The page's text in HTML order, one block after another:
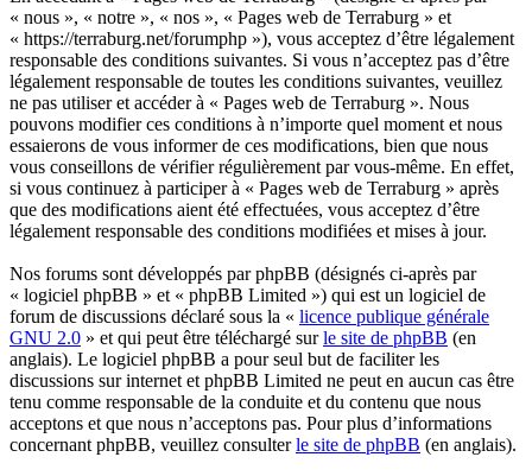
« nous », « notre », « nos », « Pages web de Terraburg » et
« https://terraburg.net/forumphp »), vous acceptez d’être légalement
responsable des conditions suivantes. Si vous n’acceptez pas d’être
légalement responsable de toutes les conditions suivantes, veuillez
ne pas utiliser et accéder à « Pages web de Terraburg ». Nous
pouvons modifier ces conditions à n’importe quel moment et nous
essaierons de vous informer de ces modifications, bien que nous
vous conseillons de vérifier régulièrement par vous-même. En effet,
si vous continuez à participer à « Pages web de Terraburg » après
que des modifications aient été effectuées, vous acceptez d’être
légalement responsable des conditions modifiées et mises à jour.
Nos forums sont développés par phpBB (désignés ci-après par
« logiciel phpBB » et « phpBB Limited ») qui est un logiciel de
forum de discussions déclaré sous la « licence publique générale
GNU 2.0 » et qui peut être téléchargé surle site de phpBB (en
anglais). Le logiciel phpBB a pour seul but de faciliter les
discussions sur internet et phpBB Limited ne peut en aucun cas être
tenu comme responsable de la conduite et du contenu que nous
acceptons et que nous n’acceptons pas. Pour plus d’informations
concernant phpBB, veuillez consulterle site de phpBB (en anglais).